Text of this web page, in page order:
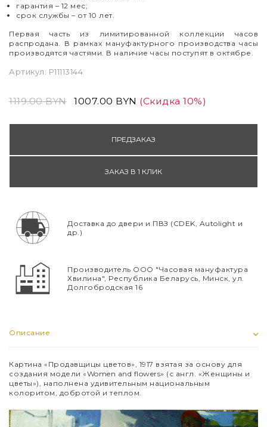
гарантия – 12 мес;
срок службы – от 10 лет.
Первая часть из лимитированной коллекции часов
распродана. В рамках мануфактурного производства часы
производятся частями. В наличие часы поступят в октябре.
Артикул: P11113144
1119.00 BYN 1007.00 BYN (Скидка 10%)
ПРЕДЗАКАЗ
ЗАКАЗ В 1 КЛИК
Доставка до двери и ПВЗ (CDEK, Autolight и
др.)
Производитель ООО "Часовая мануфактура
Хвилина", Республика Беларусь, Минск, ул.
Долгобродская 16
Описание
Картина «Продавщицы цветов», 1917 взятая за основу для
создания модели «Women and flowers» (с англ. «Женщины и
цветы»), наполнена удивительным национальным
колоритом, добротой и теплом.